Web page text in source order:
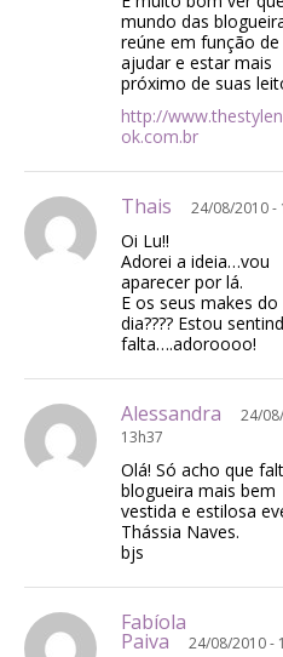
mundo das
reúne em função de
ajudar e estar mais
próximo de suas
http://
ok.com.br
Thais 24/08/2010 -
Oi Lu!!
Adorei a ideia…vou
aparecer por lá.
E os seus makes do
dia???? Estou
falta….adoroooo!
Alessandra
24/
13h37
Olá! Só acho que
blogueira mais bem
vestida e estilosa
Thássia Naves.
bjs
Fabíola
Paiva 24/08/2010 -